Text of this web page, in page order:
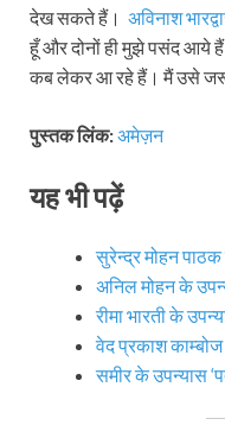
देख सकते हैं। अविनाश
हूँ और दोनों ही मुझे पसंद आये
कब लेकर आ रहे हैं। मैं उसे
पुस्तक लिंक:अमेज़न
यह भी पढ़ें
सुरेन्द्र मोहन पाठक
अनिल मोहन के
रीमा भारती के
वेद प्रकाश काम्बोज
समीर के उपन्यास